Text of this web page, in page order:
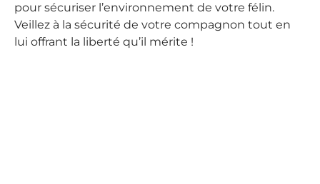
pour sécuriser l’environnement de votre félin.
Veillez à la sécurité de votre compagnon tout en
lui offrant la liberté qu’il mérite !